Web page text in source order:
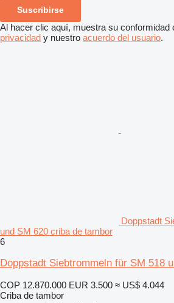
Suscribirse
Al hacer clic aquí, muestra su conformidad
privacidad y nuestro acuerdo del usuario.
Doppstadt
und SM 620 criba de tambor
6
Doppstadt Siebtrommeln für SM 518
COP 12.870.000 EUR 3.500 ≈ US$ 4.044
Criba de tambor